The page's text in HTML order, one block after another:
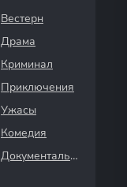
Вестерн
Драма
Криминал
Приключения
Ужасы
Комедия
Документальный